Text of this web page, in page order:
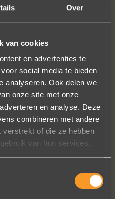
Over
van cookies
en advertenties te
social media te bieden
analyseren. Ook delen we
onze site met onze
en analyse. Deze
combineren met andere
verstrekt of die ze hebben
van hun services.
De sierraden
en subtiel
voor je geld. In
mooier dan
foto's.
alsof je